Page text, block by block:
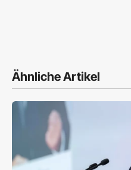
Ähnliche Artikel